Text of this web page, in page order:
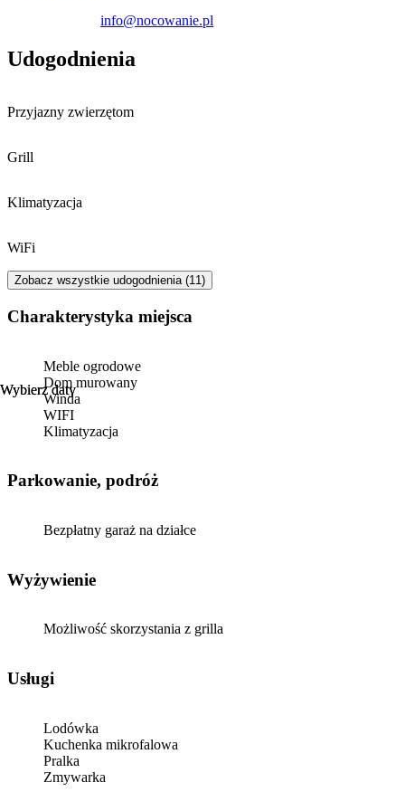
info@nocowanie.pl
Wybierz daty
Wybierz daty
Udogodnienia
Przyjazny zwierzętom
Grill
Klimatyzacja
WiFi
Zobacz wszystkie udogodnienia (11)
Charakterystyka miejsca
Meble ogrodowe
Dom murowany
Winda
WIFI
Klimatyzacja
Parkowanie, podróż
Bezpłatny garaż na działce
Wyżywienie
Możliwość skorzystania z grilla
Usługi
Lodówka
Kuchenka mikrofalowa
Pralka
Zmywarka